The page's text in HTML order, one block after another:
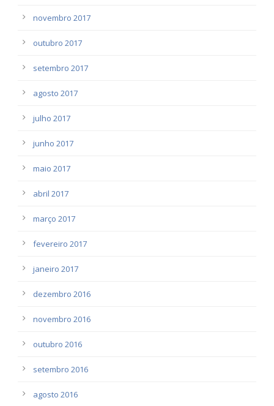
novembro 2017
outubro 2017
setembro 2017
agosto 2017
julho 2017
junho 2017
maio 2017
abril 2017
março 2017
fevereiro 2017
janeiro 2017
dezembro 2016
novembro 2016
outubro 2016
setembro 2016
agosto 2016